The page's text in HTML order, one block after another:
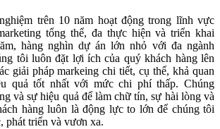
trên 10 năm hoạt động trong lĩnh vực
tổng thể, đa thực hiện và triển khai
hàng nghìn dự án lớn nhỏ với đa ngành
tôi luôn đặt lợi ích của quý khách hàng lên
giải pháp markeing chi tiết, cụ thể, khả quan
quả tốt nhất với mức chi phí thấp. Chúng
và sự hiệu quả để làm chữ tín, sự hài lòng và
hàng luôn là động lực to lớn để chúng tôi
phát triển và vươn xa.